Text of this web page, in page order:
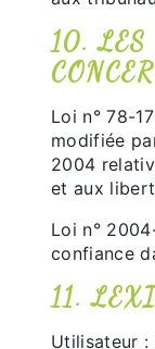
10.
Loi n° 78-
modifiée
2004
et aux
Loi n°
confiance
11.
Utilisateur :